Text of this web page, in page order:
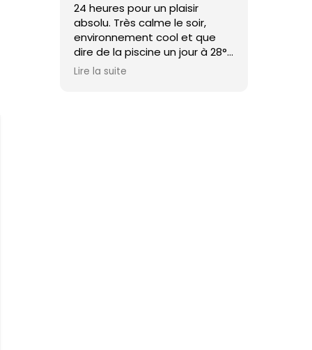
24 heures pour un plaisir
absolu. Très calme le soir,
environnement cool et que
dire de la piscine un jour à 28°.
Le must l'accueil de Maud et
Lire la suite